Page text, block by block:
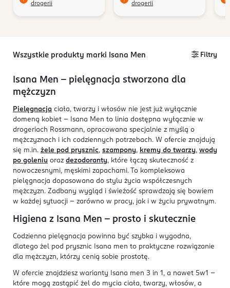
drogerii
drogerii
Wszystkie produkty marki Isana Men Filtry
Isana Men – pielęgnacja stworzona dla
mężczyzn
Pielęgnacja ciała, twarzy i włosów nie jest już wyłącznie
domeną kobiet – Isana Men to linia dostępna wyłącznie w
drogeriach Rossmann, opracowana specjalnie z myślą o
mężczyznach i ich codziennych potrzebach. W ofercie znajdują
się m.in. żele pod prysznic, szampony, kremy do twarzy, wody
po goleniu oraz dezodoranty, które łączą skuteczność z
nowoczesnymi, męskimi zapachami. To kompleksowa
pielęgnacja dopasowana do stylu życia współczesnych
mężczyzn. Zadbany wygląd i świeżość sprawdzają się bowiem
w każdej sytuacji – zarówno w pracy, jak i w życiu prywatnym.
Higiena z Isana Men – prosto i skutecznie
Codzienna pielęgnacja powinna być szybka i wygodna,
dlatego żel pod prysznic Isana men to praktyczne rozwiązanie
dla mężczyzn, którzy cenią sobie prostotę.
W ofercie znajdziesz warianty Isana men 3 in 1, a nawet 5w1 –
które mogą zastąpić żel do mycia ciała, twarzy, włosów, a